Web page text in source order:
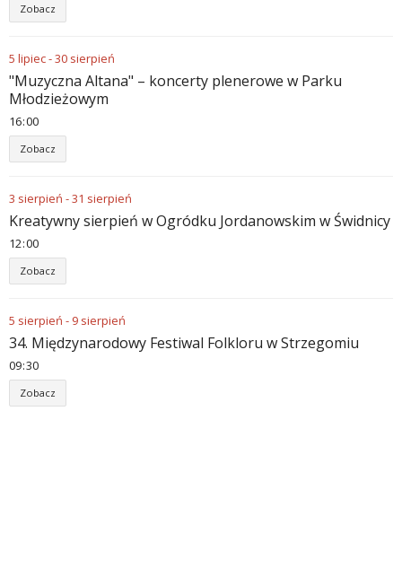
Zobacz
5 lipiec-30 sierpień
"Muzyczna Altana" – koncerty plenerowe w Parku
Młodzieżowym
16:00
Zobacz
3 sierpień -31 sierpień
Kreatywny sierpień w Ogródku Jordanowskim w Świdnicy
12:00
Zobacz
5 sierpień - 9 sierpień
34. Międzynarodowy Festiwal Folkloru w Strzegomiu
09:30
Zobacz